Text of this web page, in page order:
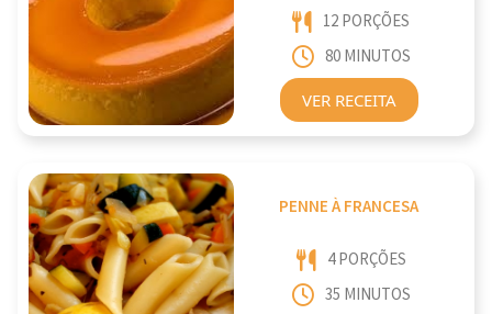
12 PORÇÕES
80 MINUTOS
VER RECEITA
PENNE À FRANCESA
4 PORÇÕES
35 MINUTOS